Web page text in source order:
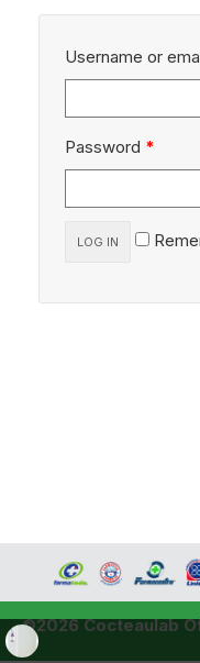
Username or
Password *
LOG IN
©2026 Cocteaulab